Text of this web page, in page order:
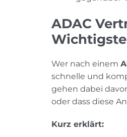
ADAC
Wer nach einem
schnelle und
gehen dabei
oder dass diese
Kurz erklärt: